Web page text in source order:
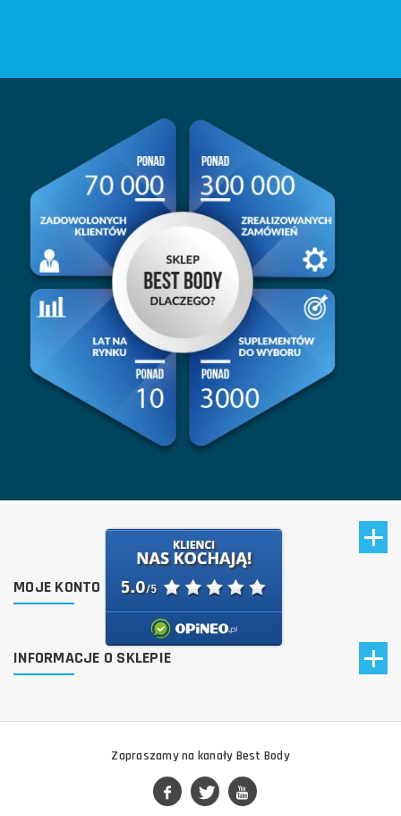
MOJE KONTO
INFORMACJE O SKLEPIE
Zapraszamy na kanały Best Body